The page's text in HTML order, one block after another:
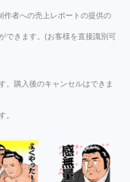
作者への売上レポートの提供の
できます。(お客様を直接識別可
。購入後のキャンセルはできま
。